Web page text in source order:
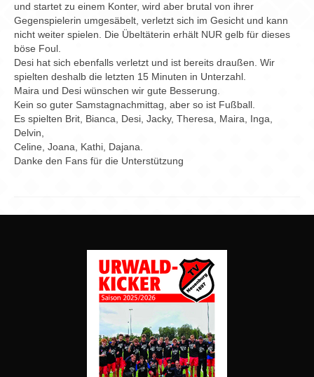
und startet zu einem Konter, wird aber brutal von ihrer
Gegenspielerin umgesäbelt, verletzt sich im Gesicht und kann
nicht weiter spielen. Die Übeltäterin erhält NUR gelb für dieses
böse Foul.
Desi hat sich ebenfalls verletzt und ist bereits draußen. Wir
spielten deshalb die letzten 15 Minuten in Unterzahl.
Maira und Desi wünschen wir gute Besserung.
Kein so guter Samstagnachmittag, aber so ist Fußball.
Es spielten Brit, Bianca, Desi, Jacky, Theresa, Maira, Inga,
Delvin,
Celine, Joana, Kathi, Dajana.
Danke den Fans für die Unterstützung